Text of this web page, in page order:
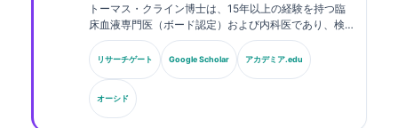
トーマス・クライン博士は、15年以上の経験を持つ臨
床血液専門医（ボード認定）および内科医であり、検
査医学およびAI支援による臨床解析に関する豊富な経
験を有しています。Kantesti AIにおける最高医療責任
者（CMO）として、同社の独自のニューラルネットワ
ークの医療的正確性に関する臨床的監督を行っていま
す。クライン博士は、バイオマーカーの解釈および検
査医学に関する研究・論文を幅広く発表しています。.
リサーチゲート Google Scholar アカデミア.edu
オーシド